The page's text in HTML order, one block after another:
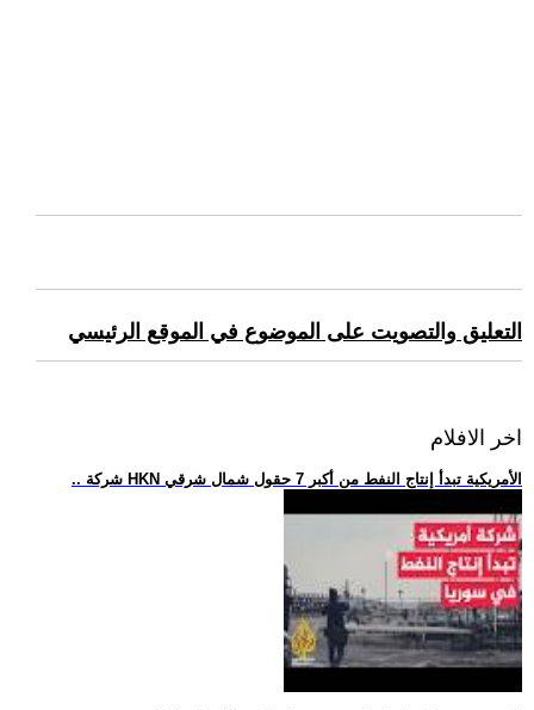
التعليق والتصويت على الموضوع في الموقع الرئيسي
اخر الافلام
.. شركة HKN الأمريكية تبدأ إنتاج النفط من أكبر 7 حقول شمال شرقي